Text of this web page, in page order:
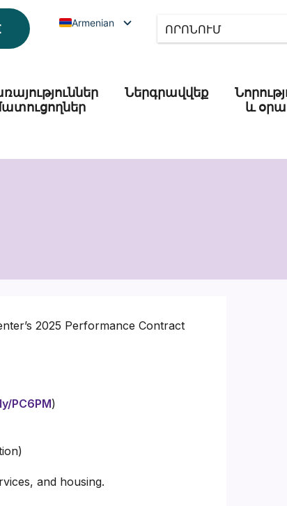
Armenian
Ներգրավվեք
և
2025 Performance Contract
PC6PM)
and housing.